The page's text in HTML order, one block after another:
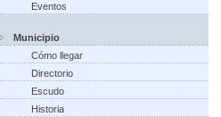
Eventos
Municipio
Cómo llegar
Directorio
Escudo
Historia